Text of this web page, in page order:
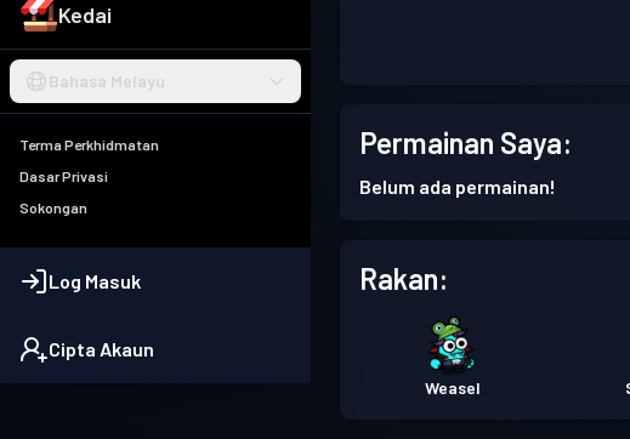
Kedai
Bahasa Melayu
Terma Perkhidmatan
Dasar Privasi
Sokongan
Log Masuk
Cipta Akaun
Permainan Saya:
Belum ada permainan!
Rakan:
Weasel